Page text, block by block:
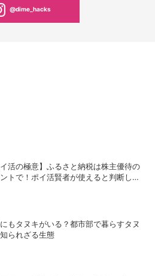
@dime_hacks
イ活の極意】ふるさと納税は株主優待の
トで！ポイ活賢者が使えると判断した
もタヌキがいる？都市部で暮らすタヌ
られざる生態